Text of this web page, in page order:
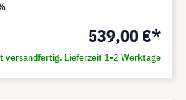
539,00 €*
versandfertig. Lieferzeit 1-2 Werktage